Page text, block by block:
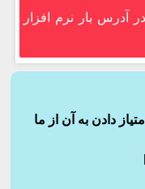
آدرس بار نرم افزار
دادن به آن از ما